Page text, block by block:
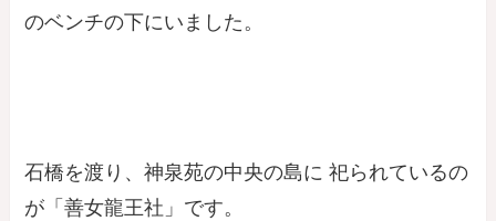
のベンチの下にいました。
石橋を渡り、神泉苑の中央の島に 祀られているの
が「善女龍王社」です。